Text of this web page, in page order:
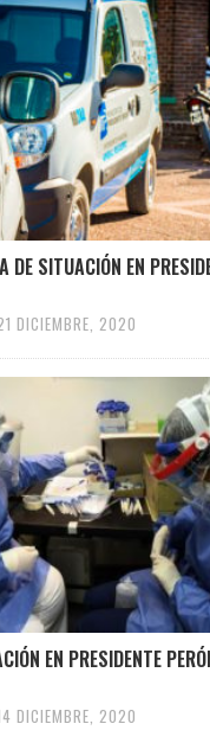
DE SITUACIÓN EN
DICIEMBRE, 2020
EN PRESIDENTE
DICIEMBRE, 2020